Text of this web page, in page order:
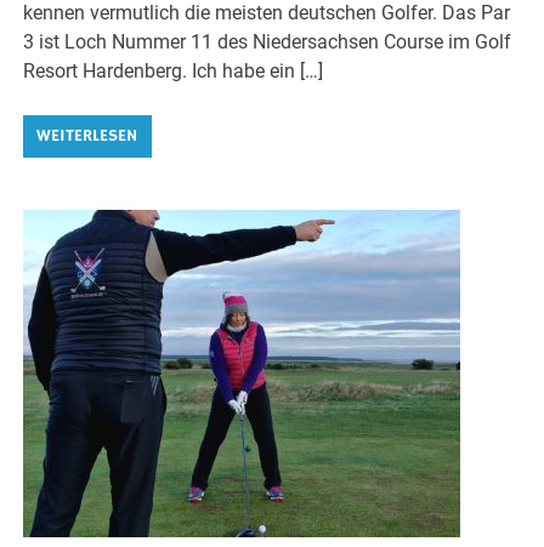
kennen vermutlich die meisten deutschen Golfer. Das Par
3 ist Loch Nummer 11 des Niedersachsen Course im Golf
Resort Hardenberg. Ich habe ein […]
WEITERLESEN